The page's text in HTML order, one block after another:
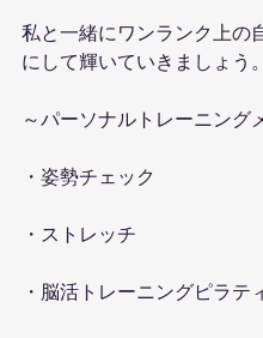
私と一緒にワンランク上の
にして輝いていきましょう。
～パーソナルトレーニング
・姿勢チェック
・ストレッチ
・脳活トレーニングピラテ